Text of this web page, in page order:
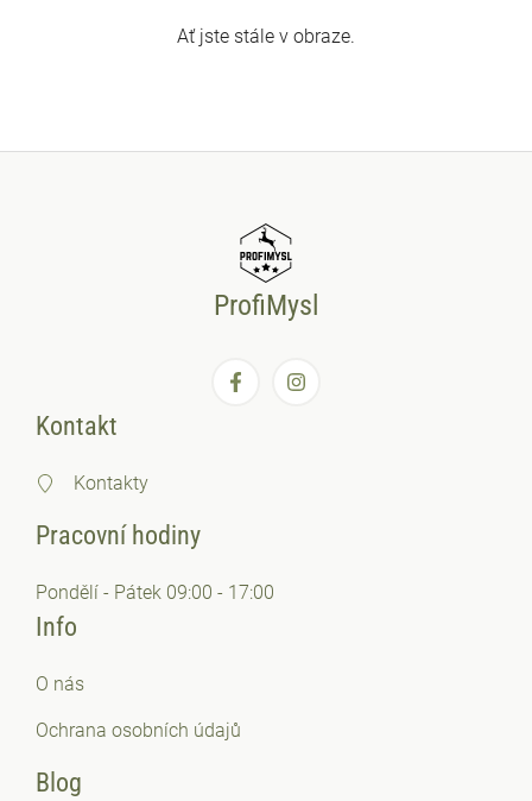
Ať jste stále v obraze.
ProfiMysl
Kontakt
Kontakty
Pracovní hodiny
Pondělí - Pátek 09:00 - 17:00
Info
O nás
Ochrana osobních údajů
Blog